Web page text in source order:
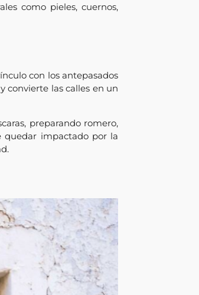
como pieles, cuernos,
con los antepasados
convierte las calles en un
preparando romero,
quedar impactado por la